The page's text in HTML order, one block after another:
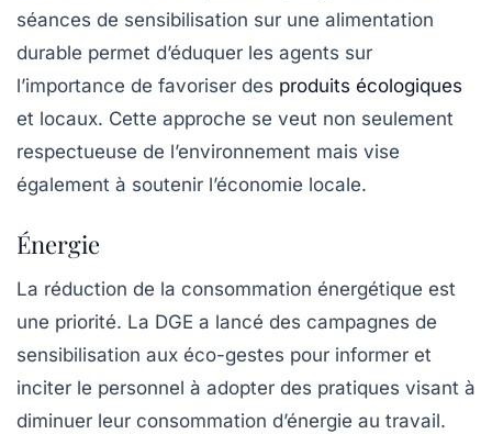
séances de sensibilisation sur une alimentation
durable permet d’éduquer les agents sur
l’importance de favoriser des produits écologiques
et locaux. Cette approche se veut non seulement
respectueuse de l’environnement mais vise
également à soutenir l’économie locale.
Énergie
La réduction de la consommation énergétique est
une priorité. La DGE a lancé des campagnes de
sensibilisation aux éco-gestes pour informer et
inciter le personnel à adopter des pratiques visant à
diminuer leur consommation d’énergie au travail.